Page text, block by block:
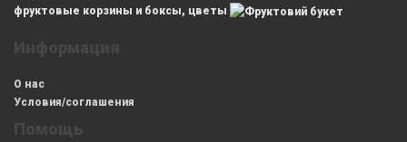
фруктовые корзины и боксы, цветы
О нас
Условия/соглашения